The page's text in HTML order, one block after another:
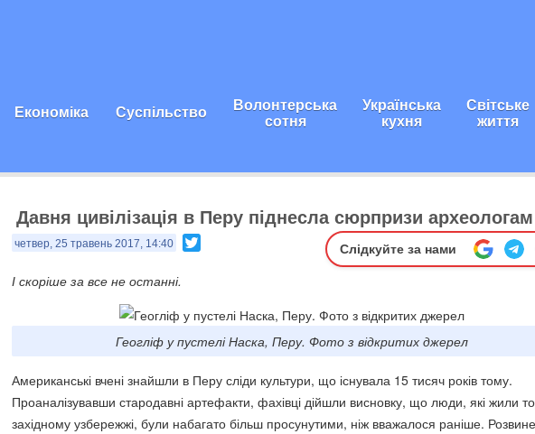
Економіка Суспільство Волонтерська
сотня
Українська
кухня
Світське
життя
Давня цивілізація в Перу піднесла сюрпризи археологам
четвер, 25 травень 2017, 14:40 Слідкуйте за нами
І скоріше за все не останні.
Геогліф у пустелі Наска, Перу. Фото з відкритих джерел
Американські вчені знайшли в Перу сліди культури, що існувала 15 тисяч років тому.
Проаналізувавши стародавні артефакти, фахівці дійшли висновку, що люди, які жили
західному узбережжі, були набагато більш просунутими, ніж вважалося раніше.